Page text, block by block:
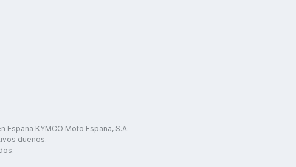
España KYMCO Moto España, S.A.
dueños.